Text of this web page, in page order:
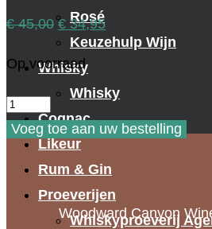
Rosé
Keuzehulp Wijn
Whisky
Whisky
Cognac
Likeur
Rum & Gin
Proeverijen
Whiskyproeverij
€45,00 Oorspronkelijke
prijs
was:
€ 45,00.
€ 34,95
prijs
€ 34,95.
Op voorraad
Woodward
Canyon
Washington
State
Chardonnay
Voeg toe aan uw bestelling
Woodward Canyon